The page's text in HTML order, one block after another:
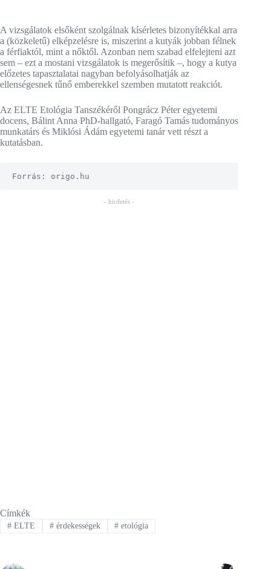
A vizsgálatok elsőként szolgálnak kísérletes bizonyítékkal arra
a (közkeletű) elképzelésre is, miszerint a kutyák jobban félnek
a férfiaktól, mint a nőktől. Azonban nem szabad elfelejteni azt
sem – ezt a mostani vizsgálatok is megerősítik –, hogy a kutya
előzetes tapasztalatai nagyban befolyásolhatják az
ellenségesnek tűnő emberekkel szemben mutatott reakciót.
Az ELTE Etológia Tanszékéről Pongrácz Péter egyetemi
docens, Bálint Anna PhD-hallgató, Faragó Tamás tudományos
munkatárs és Miklósi Ádám egyetemi tanár vett részt a
kutatásban.
Forrás: origo.hu
- hirdetés -
Címkék
#ELTE #érdekességek # etológia